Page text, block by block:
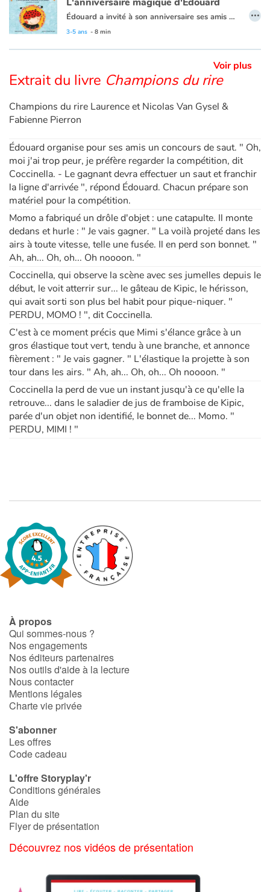
Apprendre les langues
Nos listes de lecture
Les plus lus
Coups de coeur
Édouard a invité à son anniversaire ses amis Coccinella, Mimi, Gaston et Momo. Au cours de cette fête très réussie, Édouard découvre dans son grenier une malle magique qui va exaucer pour chacun d’eux un vœu. Mais ils le savent tous : le plus précieux des trésors c’est l’amitié. L’ouvrage aborde les thématiques de l’amitié au travers de l’entraide, du partage et de la magie. Un ouvrage qui ravira les petits par la fraîcheur des illustrations.
3-5 ans - 8 min
…
Voir plus
Extrait du livre Champions du rire
Champions du rire Laurence et Nicolas Van Gysel &
Fabienne Pierron
Édouard organise pour ses amis un concours de saut. " Oh,
moi j'ai trop peur, je préfère regarder la compétition, dit
Coccinella. - Le gagnant devra effectuer un saut et franchir
la ligne d'arrivée ", répond Édouard. Chacun prépare son
matériel pour la compétition.
Momo a fabriqué un drôle d'objet : une catapulte. Il monte
dedans et hurle : " Je vais gagner. " La voilà projeté dans les
airs à toute vitesse, telle une fusée. Il en perd son bonnet. "
Ah, ah... Oh, oh... Oh noooon. "
Coccinella, qui observe la scène avec ses jumelles depuis le
début, le voit atterrir sur... le gâteau de Kipic, le hérisson,
qui avait sorti son plus bel habit pour pique-niquer. "
PERDU, MOMO ! ", dit Coccinella.
C'est à ce moment précis que Mimi s'élance grâce à un
gros élastique tout vert, tendu à une branche, et annonce
fièrement : " Je vais gagner. " L'élastique la projette à son
tour dans les airs. " Ah, ah... Oh, oh... Oh noooon. "
Coccinella la perd de vue un instant jusqu'à ce qu'elle la
retrouve... dans le saladier de jus de framboise de Kipic,
parée d'un objet non identifié, le bonnet de... Momo. "
PERDU, MIMI ! "
À propos
Qui sommes-nous ?
Nos engagements
Nos éditeurs partenaires
Nos outils d'aide à la lecture
Nous contacter
Mentions légales
Charte vie privée
S'abonner
Les offres
Code cadeau
L'offre Storyplay'r
Conditions générales
Aide
Plan du site
Flyer de présentation
Découvrez nos vidéos de présentation